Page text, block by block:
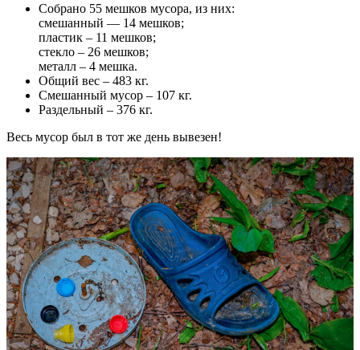
Собрано 55 мешков мусора, из них:
смешанный — 14 мешков;
пластик – 11 мешков;
стекло – 26 мешков;
металл – 4 мешка.
Общий вес – 483 кг.
Смешанный мусор – 107 кг.
Раздельный – 376 кг.
Весь мусор был в тот же день вывезен!